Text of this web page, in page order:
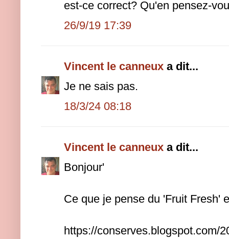
est-ce correct? Qu'en pensez-
26/9/19 17:39
Vincent le canneux a dit...
Je ne sais pas.
18/3/24 08:18
Vincent le canneux a dit...
Bonjour'
Ce que je pense du 'Fruit Fresh'
https://conserves.blogspot.com/